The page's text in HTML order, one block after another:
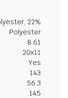
22%
Polyester
8.61
20x11
Yes
143
56.3
145